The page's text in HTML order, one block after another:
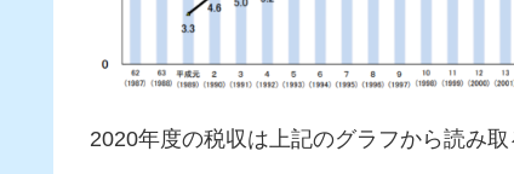
2020年度の税収は上記のグラフから読み